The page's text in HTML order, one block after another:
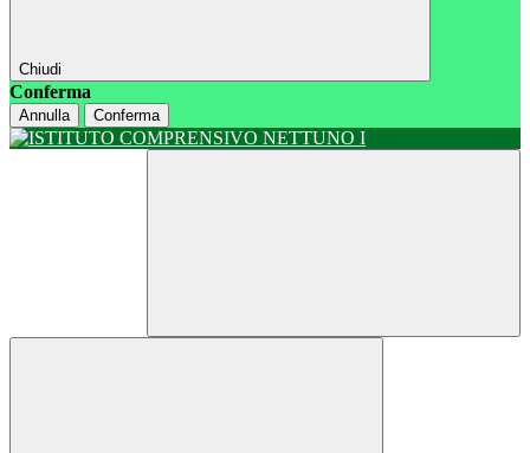
Chiudi
Conferma
Annulla Conferma